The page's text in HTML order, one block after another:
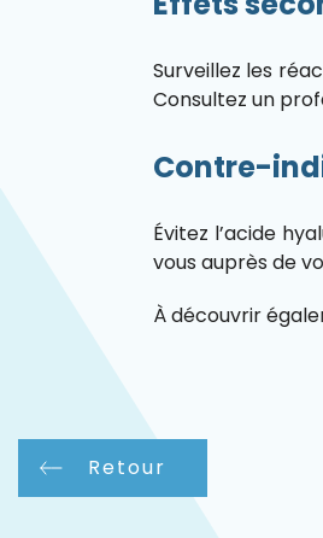
Surveillez les
Consultez un
Contre-
Évitez l’acide
vous auprès de
À découvrir
Retour